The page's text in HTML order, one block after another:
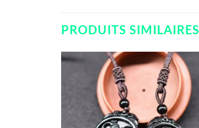
PRODUITS SIMILAIRES